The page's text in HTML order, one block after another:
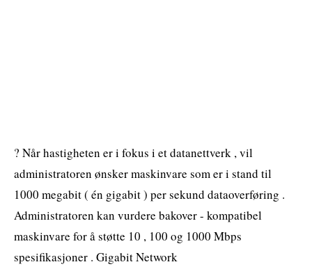
? Når hastigheten er i fokus i et datanettverk , vil
administratoren ønsker maskinvare som er i stand til
1000 megabit ( én gigabit ) per sekund dataoverføring .
Administratoren kan vurdere bakover - kompatibel
maskinvare for å støtte 10 , 100 og 1000 Mbps
spesifikasjoner . Gigabit Network